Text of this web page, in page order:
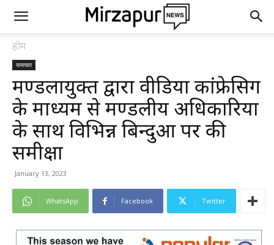
होम
समाचार
मण्डलायुक्त द्वारा वीडियों कांफ्रेसिग
के माध्यम से मण्डलीय अधिकारियों
के साथ विभिन्न बिन्दुओं पर की
समीक्षा
January 13, 2023
WhatsApp Facebook Twitter